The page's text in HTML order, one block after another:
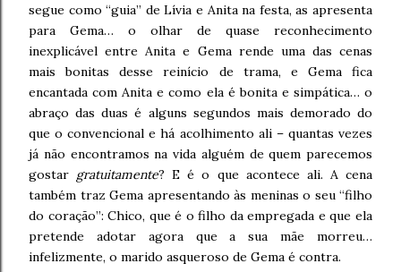
segue como “guia” de Lívia e Anita na festa, as apresenta
para Gema… o olhar de quase reconhecimento
inexplicável entre Anita e Gema rende uma das cenas
mais bonitas desse reinício de trama, e Gema fica
encantada com Anita e como ela é bonita e simpática… o
abraço das duas é alguns segundos mais demorado do
que o convencional e há acolhimento ali – quantas vezes
já não encontramos na vida alguém de quem parecemos
gostar gratuitamente? E é o que acontece ali. A cena
também traz Gema apresentando às meninas o seu “filho
do coração”: Chico, que é o filho da empregada e que ela
pretende adotar agora que a sua mãe morreu…
infelizmente, o marido asqueroso de Gema é contra.